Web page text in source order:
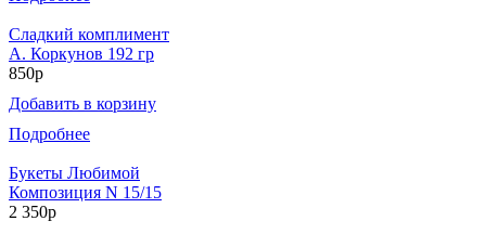
Сладкий комплимент
А. Коркунов 192 гр
850р
Добавить в корзину
Подробнее
Букеты Любимой
Композиция N 15/15
2 350р